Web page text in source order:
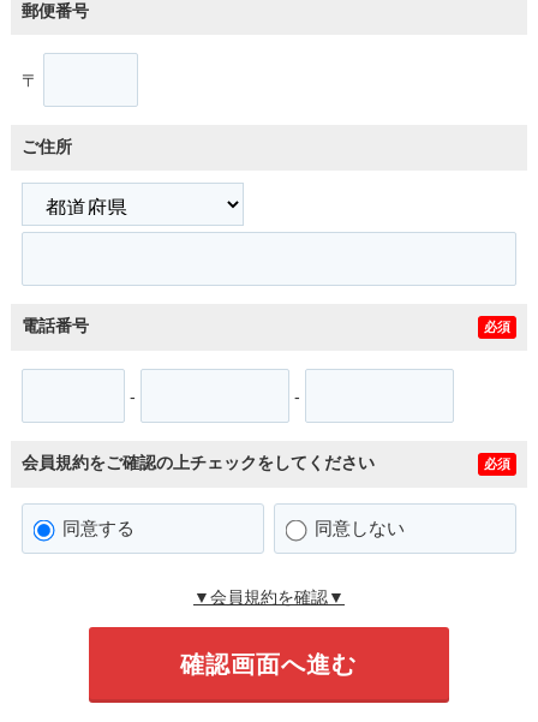
郵便番号
〒
ご住所
電話番号 必須
- -
会員規約をご確認の上チェックをしてください 必須
同意する 同意しない
▼会員規約を確認▼